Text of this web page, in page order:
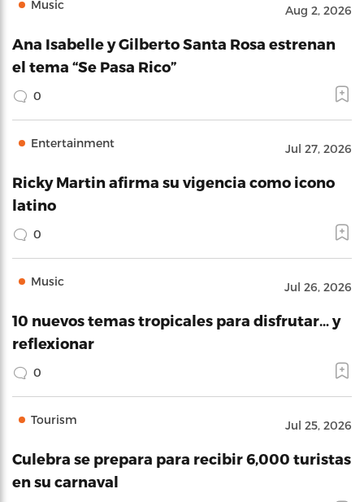
Music Aug 2, 2026
Ana Isabelle y Gilberto Santa Rosa estrenan
el tema “Se Pasa Rico”
0
Entertainment Jul 27, 2026
Ricky Martin afirma su vigencia como icono
latino
0
Music Jul 26, 2026
10 nuevos temas tropicales para disfrutar… y
reflexionar
0
Tourism Jul 25, 2026
Culebra se prepara para recibir 6,000 turistas
en su carnaval